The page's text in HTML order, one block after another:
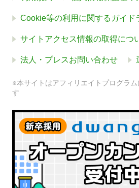
Cookie等の利用に関するガイド
サイトアクセス情報の取得につ
法人・プレスお問い合わせ
※本サイトはアフィリエイトプログラ
す